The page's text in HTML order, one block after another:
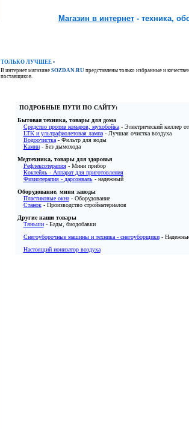
Магазин в интернет- техника,
ТОЛЬКО ЛУЧШЕЕ •
В интернет магазине SOZDAN.RU представлены только избранные и
поставщиков.
ПОДРОБНЫЕ ПУТИ ПО САЙТУ:
Бытовая техника, товары для дома
Средство против комаров, мухобойка- Электрический киллер
LTK и ультрафиолетовая лампа- Лучшая очистка воздуха
Водоочистка- Фильтр для воды
Камин- Без дымохода
Медтехника, товары для здоровья
Рефлексотерапия- Мини прибор
Коктейль - Аппарат для приготовления
Физиотерапия - дарсонваль- надежный
Оборудование, мини заводы
Пластиковые окна- Оборудование
Станок- Производство стройматериалов
Другие наши товары
Тяньши- Бады, биодобавки
Снегоуборочные машины и техника - снегоуборщики- Надежные
Настоящий ионизатор воздуха